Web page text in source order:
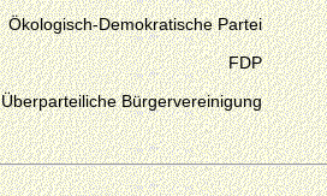
Ökologisch-Demokratische Partei
FDP
Überparteiliche Bürgervereinigung